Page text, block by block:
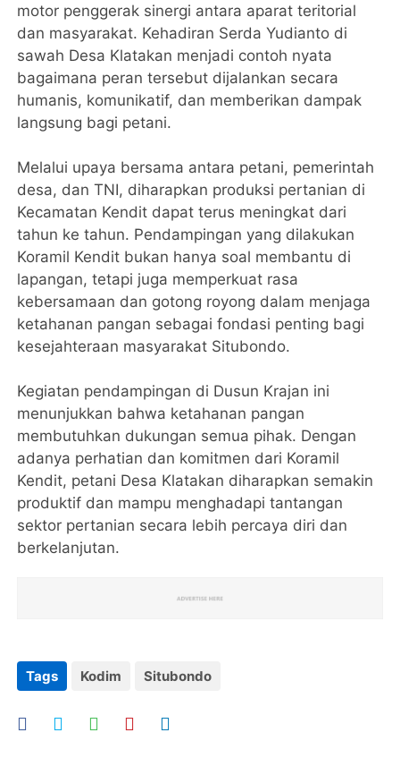
motor penggerak sinergi antara aparat teritorial
dan masyarakat. Kehadiran Serda Yudianto di
sawah Desa Klatakan menjadi contoh nyata
bagaimana peran tersebut dijalankan secara
humanis, komunikatif, dan memberikan dampak
langsung bagi petani.
Melalui upaya bersama antara petani, pemerintah
desa, dan TNI, diharapkan produksi pertanian di
Kecamatan Kendit dapat terus meningkat dari
tahun ke tahun. Pendampingan yang dilakukan
Koramil Kendit bukan hanya soal membantu di
lapangan, tetapi juga memperkuat rasa
kebersamaan dan gotong royong dalam menjaga
ketahanan pangan sebagai fondasi penting bagi
kesejahteraan masyarakat Situbondo.
Kegiatan pendampingan di Dusun Krajan ini
menunjukkan bahwa ketahanan pangan
membutuhkan dukungan semua pihak. Dengan
adanya perhatian dan komitmen dari Koramil
Kendit, petani Desa Klatakan diharapkan semakin
produktif dan mampu menghadapi tantangan
sektor pertanian secara lebih percaya diri dan
berkelanjutan.
Tags Kodim Situbondo